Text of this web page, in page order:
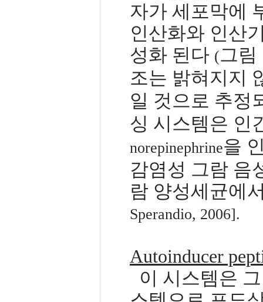
자가 세포막에
인산화와 인산
성화 된다 (그림
조는 밝혀지지
일 것으로 추정
싱 시스템은 인
norepinephrine을
감염성 그람 음
람 양성세균에
Sperandio, 2006].
Autoinducer
이 시스템은